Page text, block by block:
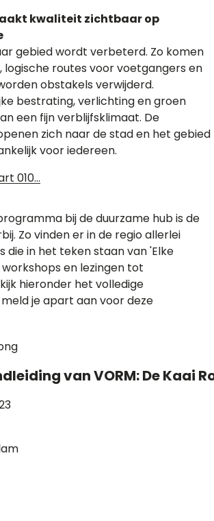
kwaliteit zichtbaar op
gebied wordt verbeterd. Zo komen
logische routes voor voetgangers en
obstakels verwijderd.
bestrating, verlichting en groen
een fijn verblijfsklimaat. De
zich naar de stad en het gebied
voor iedereen.
010…
bij de duurzame hub is de
Zo vinden er in de regio allerlei
in het teken staan van 'Elke
en lezingen tot
hieronder het volledige
je apart aan voor deze
van VORM: De Kaai